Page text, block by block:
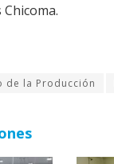
de la Producción